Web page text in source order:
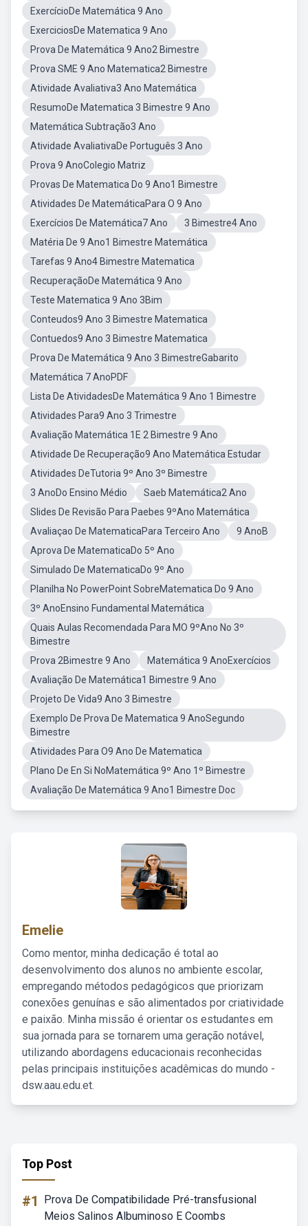
ExercícioDe Matemática 9 Ano
ExerciciosDe Matematica 9 Ano
Prova De Matemática 9 Ano2 Bimestre
Prova SME 9 Ano Matematica2 Bimestre
Atividade Avaliativa3 Ano Matemática
ResumoDe Matematica 3 Bimestre 9 Ano
Matemática Subtração3 Ano
Atividade AvaliativaDe Português 3 Ano
Prova 9 AnoColegio Matriz
Provas De Matematica Do 9 Ano1 Bimestre
Atividades De MatemáticaPara O 9 Ano
Exercícios De Matemática7 Ano
3 Bimestre4 Ano
Matéria De 9 Ano1 Bimestre Matemática
Tarefas 9 Ano4 Bimestre Matematica
RecuperaçãoDe Matemática 9 Ano
Teste Matematica 9 Ano 3Bim
Conteudos9 Ano 3 Bimestre Matematica
Contuedos9 Ano 3 Bimestre Matematica
Prova De Matemática 9 Ano 3 BimestreGabarito
Matemática 7 AnoPDF
Lista De AtividadesDe Matemática 9 Ano 1 Bimestre
Atividades Para9 Ano 3 Trimestre
Avaliação Matemática 1E 2 Bimestre 9 Ano
Atividade De Recuperação9 Ano Matemática Estudar
Atividades DeTutoria 9º Ano 3º Bimestre
3 AnoDo Ensino Médio
Saeb Matemática2 Ano
Slides De Revisão Para Paebes 9ºAno Matemática
Avaliaçao De MatematicaPara Terceiro Ano
9 AnoB
Aprova De MatematicaDo 5º Ano
Simulado De MatematicaDo 9º Ano
Planilha No PowerPoint SobreMatematica Do 9 Ano
3º AnoEnsino Fundamental Matemática
Quais Aulas Recomendada Para MO 9ºAno No 3º
Bimestre
Prova 2Bimestre 9 Ano
Matemática 9 AnoExercícios
Avaliação De Matemática1 Bimestre 9 Ano
Projeto De Vida9 Ano 3 Bimestre
Exemplo De Prova De Matematica 9 AnoSegundo
Bimestre
Atividades Para O9 Ano De Matematica
Plano De En Si NoMatemática 9º Ano 1º Bimestre
Avaliação De Matemática 9 Ano1 Bimestre Doc
Emelie
Como mentor, minha dedicação é total ao
desenvolvimento dos alunos no ambiente escolar,
empregando métodos pedagógicos que priorizam
conexões genuínas e são alimentados por criatividade
e paixão. Minha missão é orientar os estudantes em
sua jornada para se tornarem uma geração notável,
utilizando abordagens educacionais reconhecidas
pelas principais instituições acadêmicas do mundo -
dsw.aau.edu.et.
Top Post
#1
Prova De Compatibilidade Pré-transfusional
Meios Salinos Albuminoso E Coombs